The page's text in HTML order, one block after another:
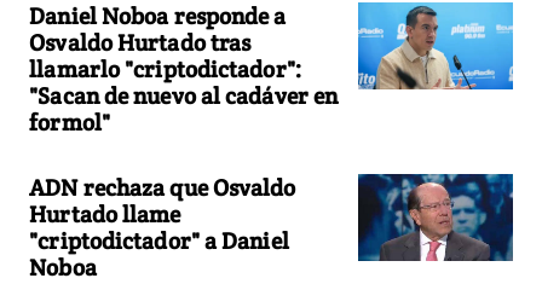
Daniel Noboa responde a
Osvaldo Hurtado tras
llamarlo "criptodictador":
"Sacan de nuevo al cadáver en
formol"
ADN rechaza que Osvaldo
Hurtado llame
"criptodictador" a Daniel
Noboa